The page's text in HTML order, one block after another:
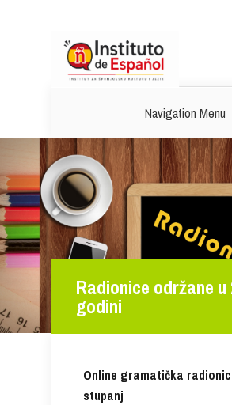
Navigation Menu
Radionice održane u
godini
Online gramatička
stupanj